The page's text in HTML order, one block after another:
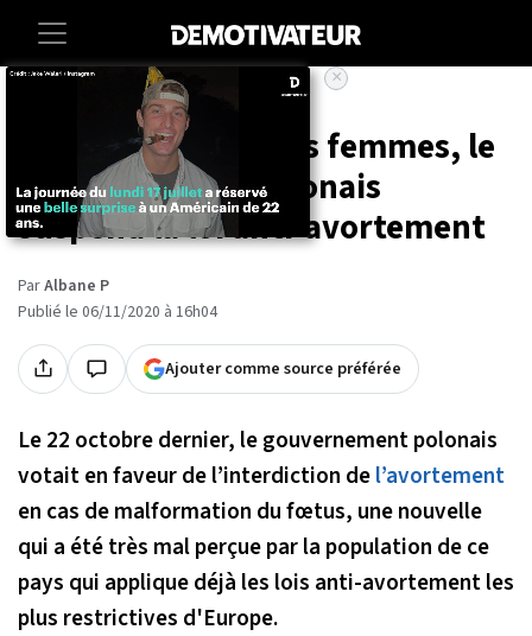
Societe Sante
Face à la gronde des femmes, le
gouvernement polonais
suspend la loi anti-avortement
ParAlbane P
Publié le 06/11/2020 à 16h04
Ajouter comme source préférée
Le 22 octobre dernier, le gouvernement polonais
votait en faveur de l’interdiction del’avortement
en cas de malformation du fœtus, une nouvelle
qui a été très mal perçue par la population de ce
pays qui applique déjà les lois anti-avortement les
plus restrictives d'Europe.
×